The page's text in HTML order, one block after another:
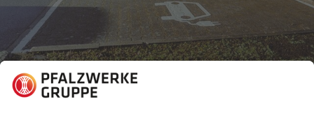
07.04.2025
Energiewelt für Unternehmen